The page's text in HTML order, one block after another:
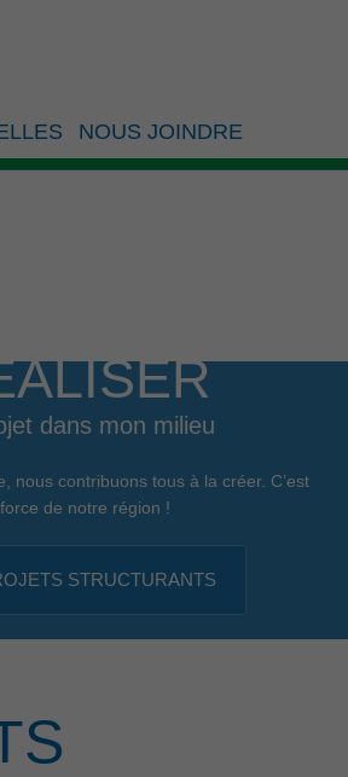
NOUS JOINDRE
dans mon milieu
nous contribuons tous à la créer. C’est
de notre région !
STRUCTURANTS